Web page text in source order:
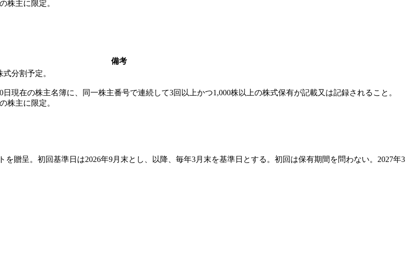
株主に限定。
備考
分割予定。
現在の株主名簿に、同一株主番号で連続して3回以上かつ1,000株以上の株式保有が記載又は記録されること。
株主に限定。
贈呈。初回基準日は2026年9月末とし、以降、毎年3月末を基準日とする。初回は保有期間を問わない。2027年3